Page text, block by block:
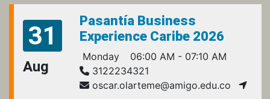
31
Aug
Pasantía Business
Experience Caribe 2026
Monday
06:00 AM - 07:10 AM
3122234321
oscar.olarteme@amigo.edu.co